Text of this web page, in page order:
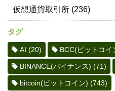
仮想通貨取引所 (236)
タグ
AI (20) BCC(ビットコイ
BINANCE(バイナンス) (71)
bitcoin(ビットコイン) (743)